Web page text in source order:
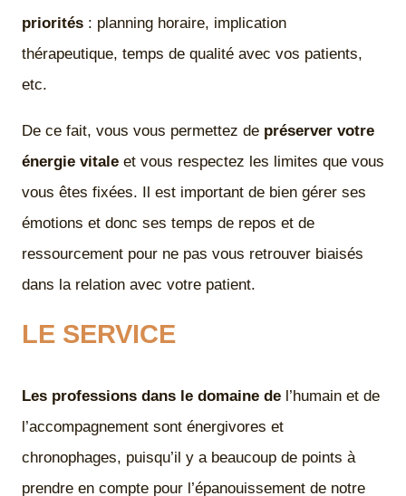
priorités : planning horaire, implication
thérapeutique, temps de qualité avec vos patients,
etc.
De ce fait, vous vous permettez de préserver votre
énergie vitale et vous respectez les limites que vous
vous êtes fixées. Il est important de bien gérer ses
émotions et donc ses temps de repos et de
ressourcement pour ne pas vous retrouver biaisés
dans la relation avec votre patient.
LE SERVICE
Les professions dans le domaine de l’humain et de
l’accompagnement sont énergivores et
chronophages, puisqu’il y a beaucoup de points à
prendre en compte pour l’épanouissement de notre